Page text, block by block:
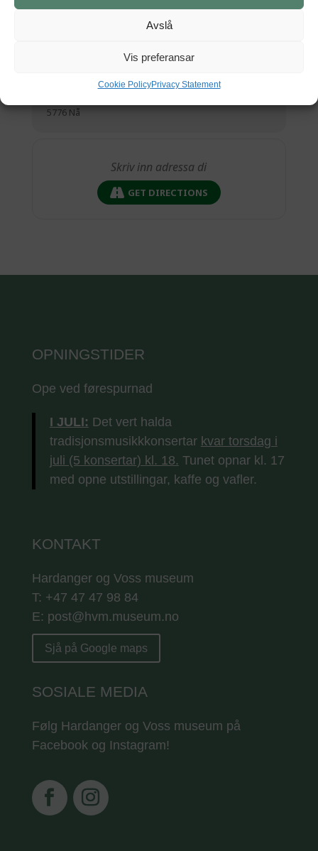
Avslå
Vis preferansar
Cookie PolicyPrivacy Statement
(GMT+00:00)
5776 Nå
GET DIRECTIONS
OPNINGSTIDER
Ope ved førespurnad
I JULI: Det vert halda
tradisjonsmusikkkonsertar kvar torsdag i
juli (5 konsertar) kl. 18. Tunet opnar kl. 17
med opne utstillingar, kaffe og vafler.
KONTAKT
Hardanger og Voss museum
T: +47 47 47 98 84
E: post@hvm.museum.no
Sjå på Google maps
SOSIALE MEDIA
Følg Hardanger og Voss museum på
Facebook og Instagram!